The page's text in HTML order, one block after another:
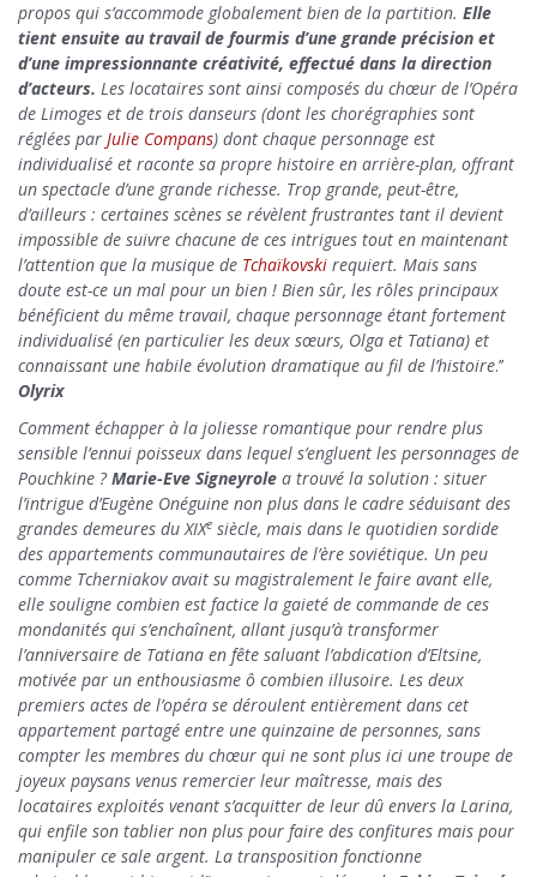
propos qui s’accommode globalement bien de la partition. Elle
tient ensuite au travail de fourmis d’une grande précision et
d’une impressionnante créativité, effectué dans la direction
d’acteurs. Les locataires sont ainsi composés du chœur de l’Opéra
de Limoges et de trois danseurs (dont les chorégraphies sont
réglées par Julie Compans) dont chaque personnage est
individualisé et raconte sa propre histoire en arrière-plan, offrant
un spectacle d’une grande richesse. Trop grande, peut-être,
d’ailleurs : certaines scènes se révèlent frustrantes tant il devient
impossible de suivre chacune de ces intrigues tout en maintenant
l’attention que la musique de Tchaïkovski requiert. Mais sans
doute est-ce un mal pour un bien ! Bien sûr, les rôles principaux
bénéficient du même travail, chaque personnage étant fortement
individualisé (en particulier les deux sœurs, Olga et Tatiana) et
connaissant une habile évolution dramatique au fil de l’histoire.’’
Olyrix
Comment échapper à la joliesse romantique pour rendre plus
sensible l’ennui poisseux dans lequel s’engluent les personnages de
Pouchkine ?Marie-Eve Signeyrole a trouvé la solution : situer
l’intrigue d’Eugène Onéguine non plus dans le cadre séduisant des
grandes demeures du XIXe siècle, mais dans le quotidien sordide
des appartements communautaires de l’ère soviétique. Un peu
comme Tcherniakov avait su magistralement le faire avant elle,
elle souligne combien est factice la gaieté de commande de ces
mondanités qui s’enchaînent, allant jusqu’à transformer
l’anniversaire de Tatiana en fête saluant l’abdication d’Eltsine,
motivée par un enthousiasme ô combien illusoire. Les deux
premiers actes de l’opéra se déroulent entièrement dans cet
appartement partagé entre une quinzaine de personnes, sans
compter les membres du chœur qui ne sont plus ici une troupe de
joyeux paysans venus remercier leur maîtresse, mais des
locataires exploités venant s’acquitter de leur dû envers la Larina,
qui enfile son tablier non plus pour faire des confitures mais pour
manipuler ce sale argent. La transposition fonctionne